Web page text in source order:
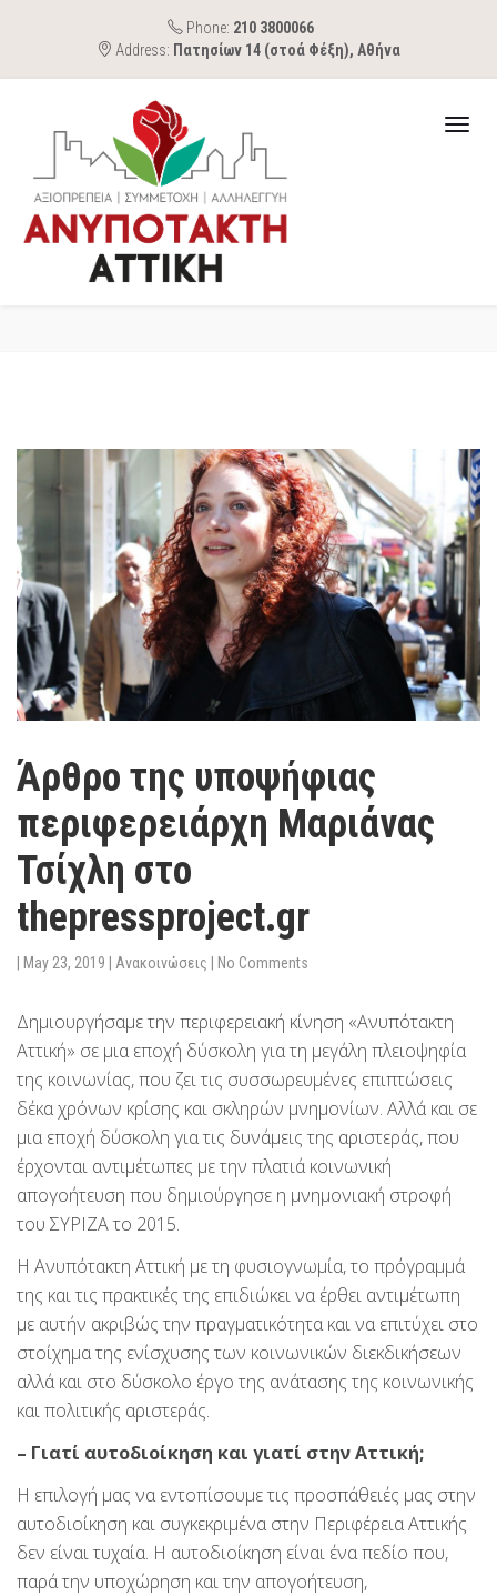
Phone: 210 3800066
Address: Πατησίων 14 (στοά Φέξη), Αθήνα
Άρθρο της υποψήφιας
περιφερειάρχη Μαριάνας
Τσίχλη στο
thepressproject.gr
| May 23, 2019 | Ανακοινώσεις | No Comments
Δημιουργήσαμε την περιφερειακή κίνηση «Ανυπότακτη
Αττική» σε μια εποχή δύσκολη για τη μεγάλη πλειοψηφία
της κοινωνίας, που ζει τις συσσωρευμένες επιπτώσεις
δέκα χρόνων κρίσης και σκληρών μνημονίων. Αλλά και σε
μια εποχή δύσκολη για τις δυνάμεις της αριστεράς, που
έρχονται αντιμέτωπες με την πλατιά κοινωνική
απογοήτευση που δημιούργησε η μνημονιακή στροφή
του ΣΥΡΙΖΑ το 2015.
Η Ανυπότακτη Αττική με τη φυσιογνωμία, το πρόγραμμά
της και τις πρακτικές της επιδιώκει να έρθει αντιμέτωπη
με αυτήν ακριβώς την πραγματικότητα και να επιτύχει στο
στοίχημα της ενίσχυσης των κοινωνικών διεκδικήσεων
αλλά και στο δύσκολο έργο της ανάτασης της κοινωνικής
και πολιτικής αριστεράς.
– Γιατί αυτοδιοίκηση και γιατί στην Αττική;
Η επιλογή μας να εντοπίσουμε τις προσπάθειές μας στην
αυτοδιοίκηση και συγκεκριμένα στην Περιφέρεια Αττικής
δεν είναι τυχαία. Η αυτοδιοίκηση είναι ένα πεδίο που,
παρά την υποχώρηση και την απογοήτευση,